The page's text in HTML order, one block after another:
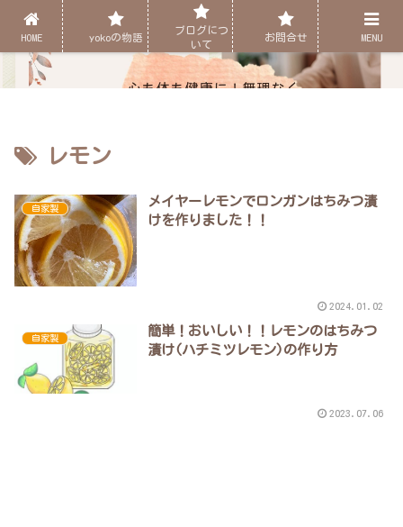
レモン
自家製
メイヤーレモンでロンガンはちみつ漬
けを作りました！！
2024.01.02
自家製
簡単！おいしい！！レモンのはちみつ
漬け(ハチミツレモン)の作り方
2023.07.06
HOME yokoの物語
ブログにつ
いて
お問合せ MENU